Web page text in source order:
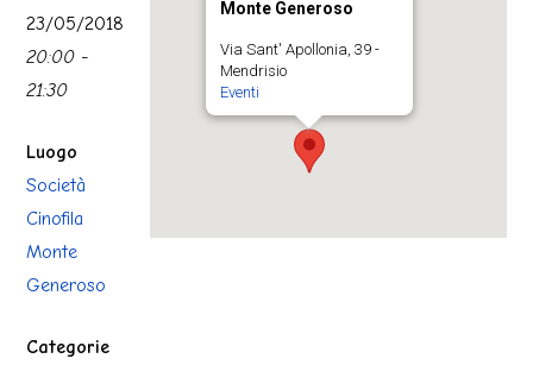
Monte Generoso
Via Sant' Apollonia, 39 -
Mendrisio
Eventi
23/05/2018
20:00 -
21:30
Luogo
Società
Cinofila
Monte
Generoso
Categorie